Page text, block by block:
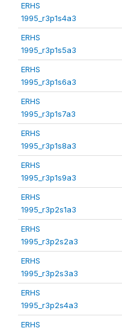
ERHS
1995_r3p1s4a3
ERHS
1995_r3p1s5a3
ERHS
1995_r3p1s6a3
ERHS
1995_r3p1s7a3
ERHS
1995_r3p1s8a3
ERHS
1995_r3p1s9a3
ERHS
1995_r3p2s1a3
ERHS
1995_r3p2s2a3
ERHS
1995_r3p2s3a3
ERHS
1995_r3p2s4a3
ERHS